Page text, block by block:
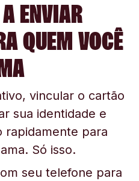
ENVIAR
QUEM VOCÊ
vincular o cartão
sua identidade e
rapidamente para
Só isso.
seu telefone para